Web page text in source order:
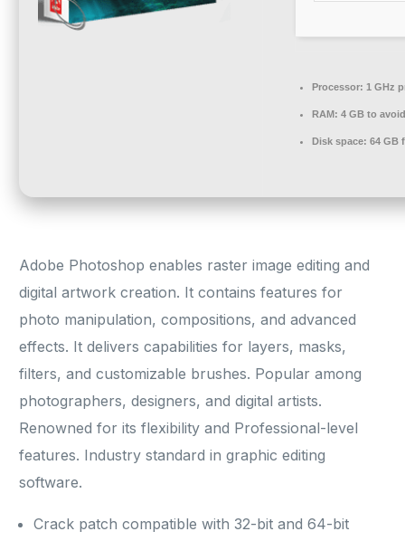
Processor: 1 GHz
RAM: 4 GB to
Disk space: 64 GB
Adobe Photoshop enables raster image editing and
digital artwork creation. It contains features for
photo manipulation, compositions, and advanced
effects. It delivers capabilities for layers, masks,
filters, and customizable brushes. Popular among
photographers, designers, and digital artists.
Renowned for its flexibility and Professional-level
features. Industry standard in graphic editing
software.
Crack patch compatible with 32-bit and 64-bit